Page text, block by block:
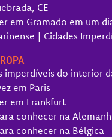
CE
em Gramado em um
| Cidades
imperdíveis do interior
em Paris
em Frankfurt
conhecer na
conhecer na Bélgica